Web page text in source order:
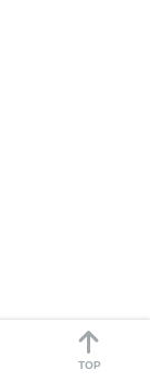
TOP